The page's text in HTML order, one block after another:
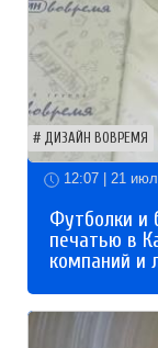
ДИЗАЙН ВОВРЕМЯ
12:07 | 21
Футболки и
печатью в
компаний и